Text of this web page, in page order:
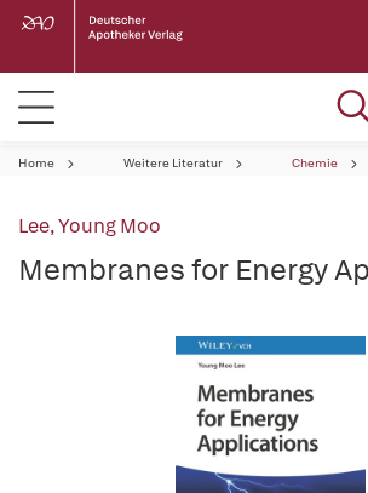
Home Weitere Literatur Chemie
Lee, Young Moo
Membranes for Energy